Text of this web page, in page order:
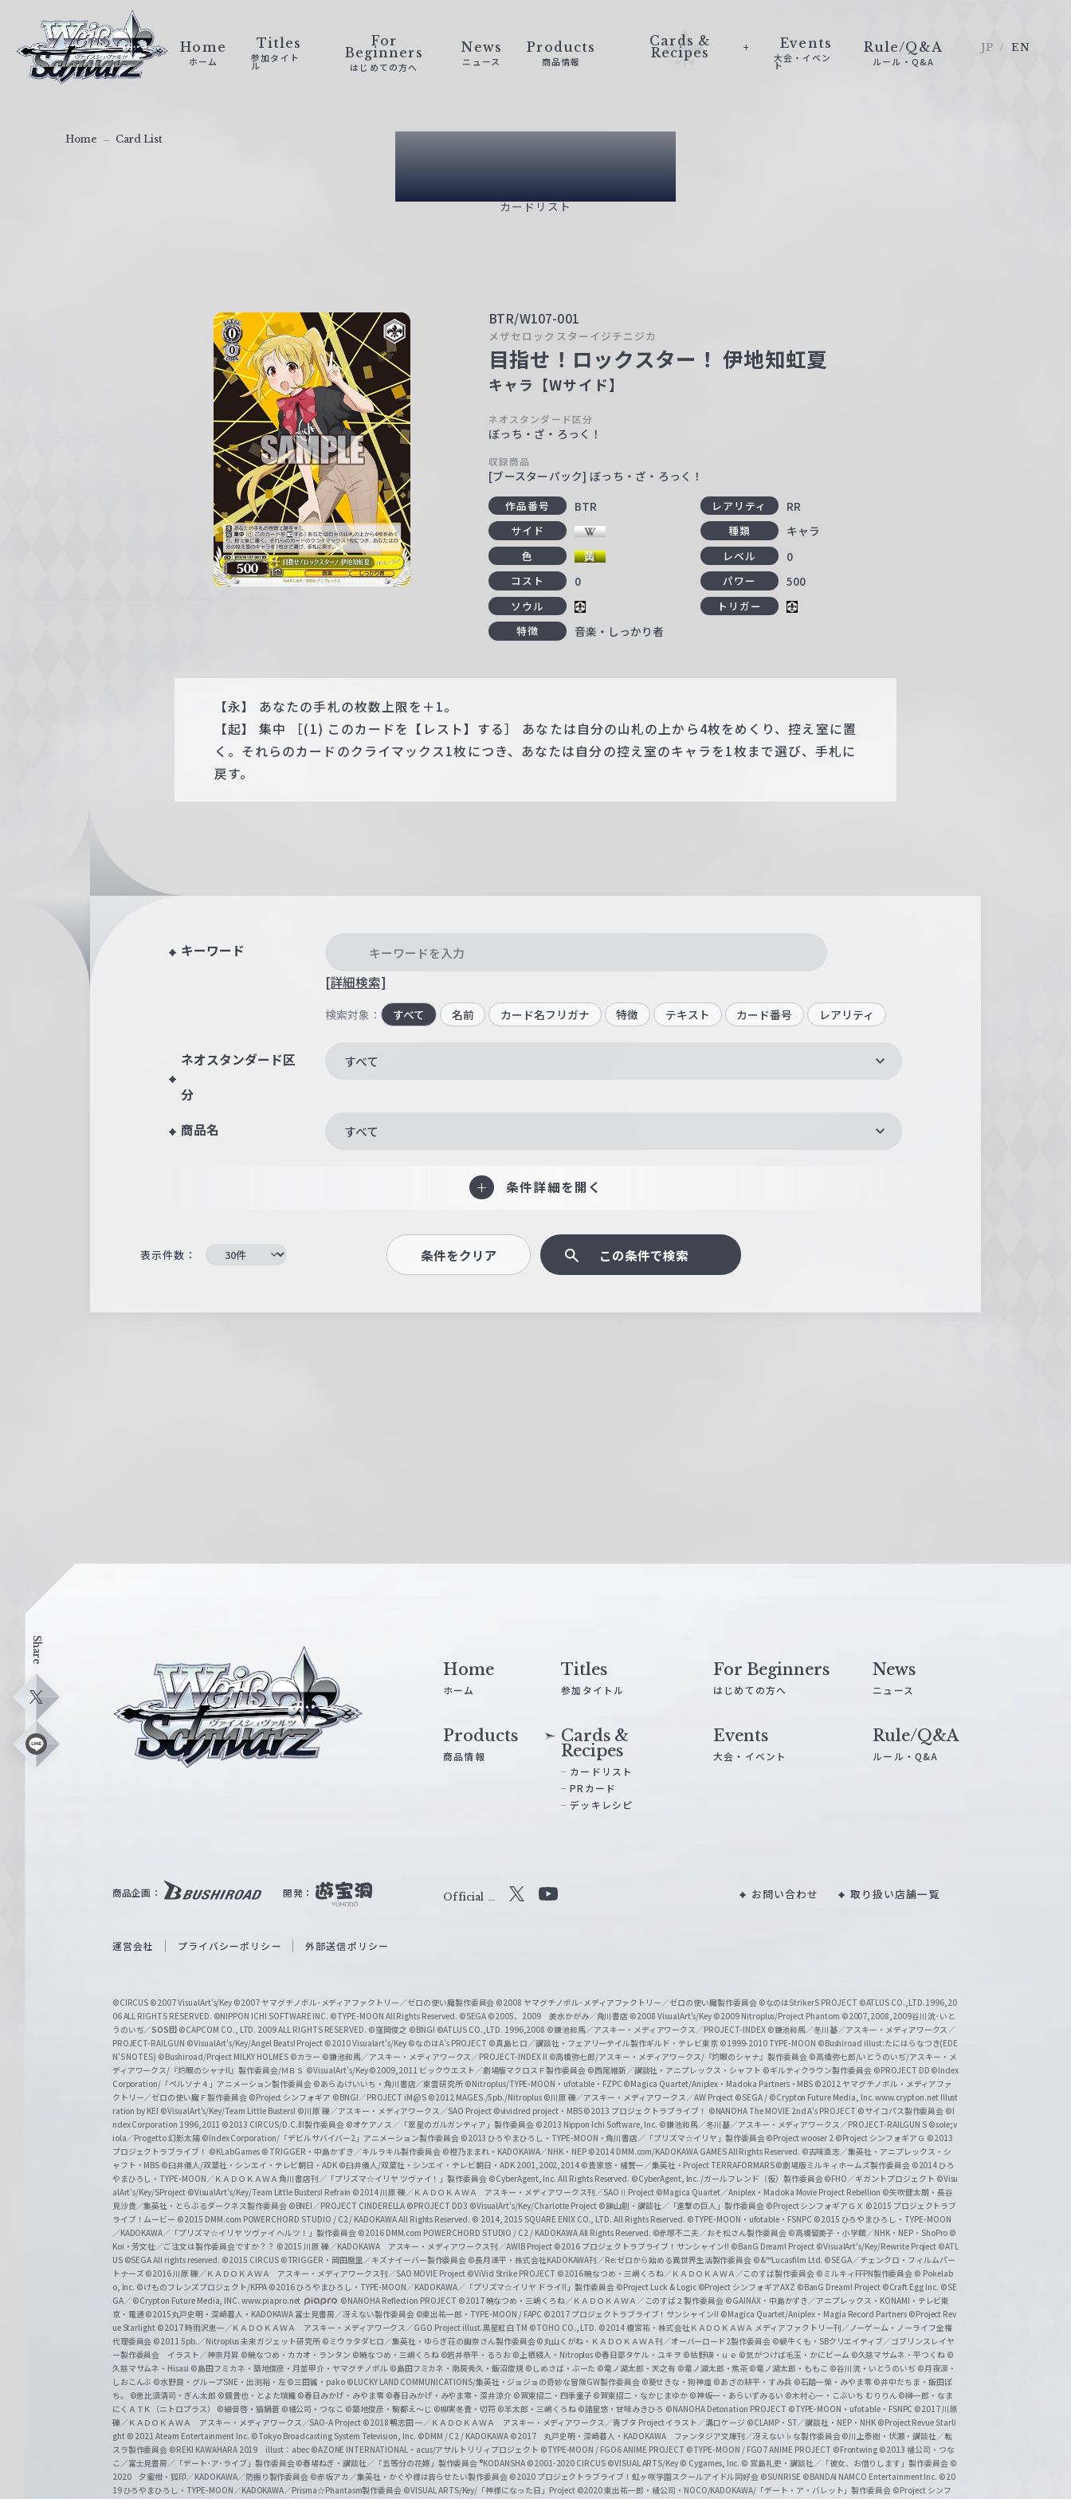
ァ
Home
ホーム
Titles
参加タイト
ル
For
Beginners
はじめての方へ
News
ニュース
Products
商品情報
Cards &
Recipes
Events
大会・イベン
ト
Rule/Q&A
ルール・Q&A
JP EN
Card List
カードリスト
Home Card List
BTR/W107-001
メザセロックスターイジチニジカ
目指せ！ロックスター！ 伊地知虹夏
キャラ【Wサイド】
ネオスタンダード区分
ぼっち・ざ・ろっく！
収録商品
[ブースターパック] ぼっち・ざ・ろっく！
作品番号 BTR レアリティ RR
サイド 種類 キャラ
色 レベル 0
コスト 0 パワー 500
ソウル
トリガー
特徴
音楽・しっかり者
【永】 あなたの手札の枚数上限を＋1。
【起】 集中 ［(1) このカードを【レスト】する］ あなたは自分の山札の上から4枚をめくり、控え室に置
く。それらのカードのクライマックス1枚につき、あなたは自分の控え室のキャラを1枚まで選び、手札に
戻す。
キーワード
[詳細検索]
検索対象： すべて 名前 カード名フリガナ 特徴 テキスト カード番号 レアリティ
ネオスタンダード区
分
すべて
商品名 すべて
条件詳細を開く
表示件数： 条件をクリア この条件で検索
Share
X
L
ス
W
i
c
h
w
a
r
z
Home
ホーム
Titles
参加タイトル
For Beginners
はじめての方へ
News
ニュース
Products
商品情報
Cards &
Recipes
カードリスト
PRカード
デッキレシピ
Events
大会・イベント
Rule/Q&A
ルール・Q&A
商品企画： 開発： Official
b
e
O
f
f
i
c
i
a
l
C
h
a
n
n
e
l
お問い合わせ 取り扱い店舗一覧
運営会社 プライバシーポリシー 外部送信ポリシー
©CIRCUS ©2007 VisualArt's/Key ©2007 ヤマグチノボル･メディアファクトリー／ゼロの使い魔製作委員会 ©2008 ヤマグチノボル･メディアファクトリー／ゼロの使い魔製作委員会 ©なのはStrikerS PROJECT ©ATLUS CO.,LTD.1996,20
06 ALL RIGHTS RESERVED. ©NIPPON ICHI SOFTWARE INC. ©TYPE-MOON All Rights Reserved. ©SEGA ©2005、2009 美水かがみ／角川書店 ©2008 VisualArt's/Key ©2009 Nitroplus/Project Phantom ©2007,2008,2009谷川流･いと
うのいぢ／SOS団 ©CAPCOM CO., LTD. 2009 ALL RIGHTS RESERVED. ©窪岡俊之 ©BNGI ©ATLUS CO.,LTD. 1996,2008 ©鎌池和馬／アスキー・メディアワークス／PROJECT-INDEX ©鎌池和馬／冬川基／アスキー・メディアワークス／
PROJECT-RAILGUN ©VisualArt's/Key/Angel Beats! Project ©2010 Visualart's/Key ©なのはA's PROJECT ©真島ヒロ／講談社・フェアリーテイル製作ギルド・テレビ東京 ©1999-2010 TYPE-MOON ©Bushiroad illust:たにはらなつき(EDE
N'S NOTES) ©Bushiroad/Project MILKY HOLMES ©カラー ©鎌池和馬／アスキー・メディアワークス／PROJECT-INDEX II ©高橋弥七郎/アスキー・メディアワークス/『灼眼のシャナ』製作委員会 ©高橋弥七郎/いとうのいぢ/アスキー・メ
ディアワークス/『灼眼のシャナII』製作委員会/ＭＢＳ ©VisualArt's/Key©2009,2011 ビックウエスト／劇場版マクロスＦ製作委員会 ©西尾維新／講談社・アニプレックス・シャフト ©ギルティクラウン製作委員会 ©PROJECT DD ©Index
Corporation/「ペルソナ４」アニメーション製作委員会 ©あらゐけいいち・角川書店／東雲研究所 ©Nitroplus/TYPE-MOON・ufotable・FZPC ©Magica Quartet/Aniplex・Madoka Partners・MBS ©2012 ヤマグチノボル・メディアファ
クトリー／ゼロの使い魔Ｆ製作委員会 ©Project シンフォギア ©BNGI／PROJECT iM@S ©2012 MAGES./5pb./Nitroplus ©川原 礫／アスキー・メディアワークス／AW Project ©SEGA / ©Crypton Future Media, Inc. www.crypton.net Illust
ration by KEI ©VisualArt's/Key/Team Little Busters! ©川原 礫／アスキー・メディアワークス／SAO Project ©vividred project・MBS ©2013 プロジェクトラブライブ！ ©NANOHA The MOVIE 2nd A's PROJECT ©サイコパス製作委員会 ©I
ndex Corporation 1996,2011 ©2013 CIRCUS/D.C.III製作委員会 ©オケアノス／「翠星のガルガンティア」製作委員会 ©2013 Nippon Ichi Software, Inc. ©鎌池和馬／冬川基／アスキー・メディアワークス／PROJECT-RAILGUN S ©sole;v
iola／Progetto 幻影太陽 ©Index Corporation/「デビルサバイバー2」アニメーション製作委員会 ©2013 ひろやまひろし・TYPE-MOON・角川書店／「プリズマ☆イリヤ」製作委員会©Project wooser 2 ©Project シンフォギアＧ ©2013
プロジェクトラブライブ！ ©KLabGames © TRIGGER・中島かずき／キルラキル製作委員会 ©橙乃ままれ・KADOKAWA／NHK・NEP ©2014 DMM.com/KADOKAWA GAMES All Rights Reserved. ©古味直志／集英社・アニプレックス・シ
ャフト・MBS ©臼井儀人/双葉社・シンエイ・テレビ朝日・ADK ©臼井儀人/双葉社・シンエイ・テレビ朝日・ADK 2001,2002,2014 ©貴家悠・橘賢一／集英社・Project TERRAFORMARS©劇場版ミルキィホームズ製作委員会 ©2014 ひろ
やまひろし・TYPE-MOON／ＫＡＤＯＫＡＷＡ 角川書店刊／「プリズマ☆イリヤ ツヴァイ！」製作委員会 ©CyberAgent, Inc. All Rights Reserved. ©CyberAgent, Inc. /ガールフレンド（仮）製作委員会©FHO／ギガントプロジェクト ©Visu
alArt's/Key/SProject ©VisualArt's/Key/Team Little Busters! Refrain ©2014 川原 礫／ＫＡＤＯＫＡＷＡ アスキー・メディアワークス刊／SAOⅡ Project ©Magica Quartet／Aniplex・Madoka Movie Project Rebellion ©矢吹健太朗・長谷
見沙貴／集英社・とらぶるダークネス製作委員会 ©BNEI／PROJECT CINDERELLA ©PROJECT DD3 ©VisualArt's/Key/Charlotte Project ©諫山創・講談社／「進撃の巨人」製作委員会 ©Project シンフォギアＧＸ ©2015 プロジェクトラブ
ライブ！ムービー ©2015 DMM.com POWERCHORD STUDIO / C2 / KADOKAWA All Rights Reserved. © 2014, 2015 SQUARE ENIX CO., LTD. All Rights Reserved. ©TYPE-MOON・ufotable・FSNPC ©2015 ひろやまひろし・TYPE-MOON
／KADOKAWA／「プリズマ☆イリヤ ツヴァイ ヘルツ！」製作委員会 ©2016 DMM.com POWERCHORD STUDIO / C2 / KADOKAWA All Rights Reserved. ©赤塚不二夫／おそ松さん製作委員会 ©高橋留美子・小学館／NHK・NEP・ShoPro ©
Koi・芳文社／ご注文は製作委員会ですか？？ ©2015 川原 礫／KADOKAWA アスキー・メディアワークス刊／AWIB Project ©2016 プロジェクトラブライブ！サンシャイン!! ©BanG Dream! Project ©VisualArt's/Key/Rewrite Project ©ATL
US ©SEGA All rights reserved. ©2015 CIRCUS ©TRIGGER・岡田麿里／キズナイーバー製作委員会 ©長月達平・株式会社KADOKAWA刊／Re:ゼロから始める異世界生活製作委員会 ©&™Lucasfilm Ltd. ©SEGA／チェンクロ・フィルムパー
トナーズ©2016 川原 礫／ＫＡＤＯＫＡＷＡ アスキー・メディアワークス刊／SAO MOVIE Project ©ViVid Strike PROJECT ©2016 暁なつめ・三嶋くろね／ＫＡＤＯＫＡＷＡ／このすば製作委員会 ©ミルキィFFPN製作委員会 © Pokelab
o, Inc. ©けものフレンズプロジェクト/KFPA ©2016 ひろやまひろし・TYPE-MOON／KADOKAWA／「プリズマ☆イリヤ ドライ!!」製作委員会 ©Project Luck & Logic ©Project シンフォギアAXZ ©BanG Dream! Project ©Craft Egg Inc. ©SE
GA／ ©Crypton Future Media, INC. www.piapro.net
©NANOHA Reflection PROJECT ©2017 暁なつめ・三嶋くろね／ＫＡＤＯＫＡＷＡ／このすば２製作委員会 ©GAINAX・中島かずき／アニプレックス・KONAMI・テレビ東
京・電通 ©2015丸戸史明・深崎暮人・KADOKAWA 富士見書房／冴えない製作委員会 ©東出祐一郎・TYPE-MOON / FAPC ©2017 プロジェクトラブライブ！サンシャイン!! ©Magica Quartet/Aniplex・Magia Record Partners ©Project Rev
ue Starlight ©2017 時雨沢恵一／ＫＡＤＯＫＡＷＡ アスキー・メディアワークス／GGO Project illust.黒星紅白 TM ©TOHO CO., LTD. ©2014 榎宮祐・株式会社ＫＡＤＯＫＡＷＡ メディアファクトリー刊／ノーゲーム・ノーライフ全権
代理委員会 ©2011 5pb.／Nitroplus 未来ガジェット研究所 ©ミウラタダヒロ／集英社・ゆらぎ荘の幽奈さん製作委員会©丸山くがね・ＫＡＤＯＫＡＷＡ刊／オーバーロード2製作委員会 ©蝸牛くも・SBクリエイティブ／ゴブリンスレイヤ
ー製作委員会 イラスト／神奈月昇 ©暁なつめ・カカオ・ランタン ©暁なつめ・三嶋くろね ©岩井恭平・るろお ©上栖綴人・Nitroplus ©春日部タケル・ユキヲ ©枯野瑛・ｕｅ ©気がつけば毛玉・かにビーム ©久慈マサムネ・平つくね ©
久慈マサムネ・Hisasi ©島田フミカネ・築地俊彦・月並甲介・ヤマグチノボル ©島田フミカネ・南房秀久・飯沼俊規 ©しめさば・ぶーた ©竜ノ湖太郎・天之有 ©竜ノ湖太郎・焦茶 ©竜ノ湖太郎・ももこ ©谷川流・いとうのいぢ ©月夜涙・
しおこんぶ ©水野良・グループSNE・出渕裕・左 ©三田誠・pako ©LUCKY LAND COMMUNICATIONS/集英社・ジョジョの奇妙な冒険GW製作委員会 ©葵せきな・狗神煌 ©あざの耕平・すみ兵 ©石踏一榮・みやま零 ©井中だちま・飯田ぽ
ち。
©恵比須清司・ぎん太郎 ©鏡貴也・とよた瑣織 ©春日みかげ・みやま零 ©春日みかげ・みやま零・深井涼介 ©賀東招二・四季童子 ©賀東招二・なかじまゆか ©神坂一・あらいずみるい ©木村心一・こぶいち むりりん ©榊一郎・なま
にくＡＴＫ（ニトロプラス） ©細音啓・猫鍋蒼 ©橘公司・つなこ ©築地俊彦・駒都え～じ ©柳実冬貴・切符 ©羊太郎・三嶋くろね ©諸星悠・甘味みきひろ ©NANOHA Detonation PROJECT ©TYPE-MOON・ufotable・FSNPC ©2017 川原
礫／ＫＡＤＯＫＡＷＡ アスキー・メディアワークス／SAO-A Project ©2018 鴨志田 一／ＫＡＤＯＫＡＷＡ アスキー・メディアワークス／青ブタ Project イラスト／溝口ケージ ©CLAMP・ST／講談社・NEP・NHK ©Project Revue Starli
ght © 2021 Ateam Entertainment Inc. ©Tokyo Broadcasting System Television, Inc. ©DMM / C2 / KADOKAWA ©2017 丸戸史明・深崎暮人・KADOKAWA ファンタジア文庫刊／冴えない♭な製作委員会©川上泰樹・伏瀬・講談社／転
スラ製作委員会 ©REKI KAWAHARA 2019 illust：abec ©AZONE INTERNATIONAL・acus/アサルトリリィプロジェクト ©TYPE-MOON / FGO6 ANIME PROJECT ©TYPE-MOON / FGO7 ANIME PROJECT ©Frontwing ©2013 橘公司・つな
こ／富士見書房／「デート･ア･ライブ」製作委員会©春場ねぎ・講談社／「五等分の花嫁」製作委員会 ®KODANSHA ©2001-2020 CIRCUS ©VISUAL ARTS/Key © Cygames, Inc. © 宮島礼吏・講談社／「彼女、お借りします」製作委員会 ©
2020 夕蜜柑・狐印／KADOKAWA／防振り製作委員会 ©赤坂アカ／集英社・かぐや様は告らせたい製作委員会 ©2020 プロジェクトラブライブ！虹ヶ咲学園スクールアイドル同好会 ©SUNRISE ©BANDAI NAMCO Entertainment Inc. ©20
19 ひろやまひろし・TYPE-MOON／KADOKAWA／Prisma☆Phantasm製作委員会 ©VISUAL ARTS/Key/「神様になった日」Project ©2020 東出祐一郎・橘公司・NOCO/KADOKAWA/「デート・ア・バレット」製作委員会 ©Project シンフ